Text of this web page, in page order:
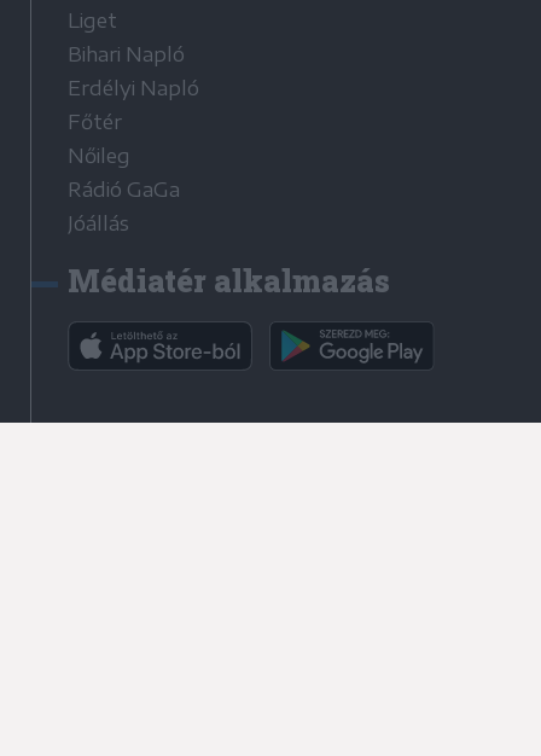
Liget
Bihari Napló
Erdélyi Napló
Főtér
Nőileg
Rádió GaGa
Jóállás
Médiatér alkalmazás